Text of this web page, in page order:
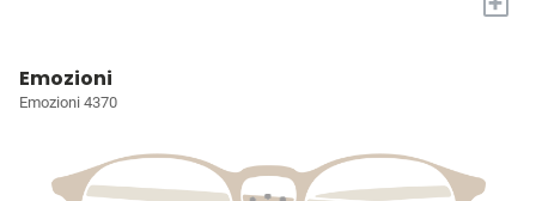
Emozioni
Emozioni 4370